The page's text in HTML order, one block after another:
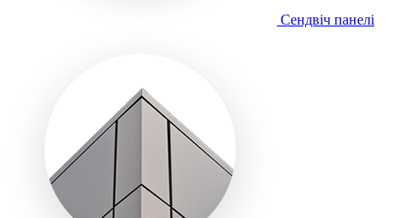
Сендвіч панелі